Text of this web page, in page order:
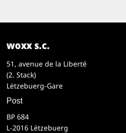
woxx s.c.
51, avenue de la Liberté
(2. Stack)
Lëtzebuerg-Gare
Post
BP 684
L-2016 Lëtzebuerg